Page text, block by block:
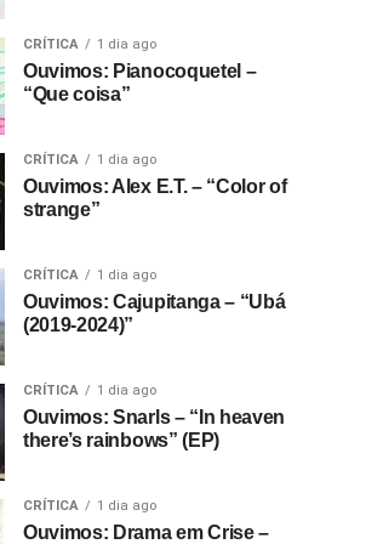
CRÍTICA 1 dia ago
Ouvimos: Pianocoquetel –
“Que coisa”
CRÍTICA 1 dia ago
Ouvimos: Alex E.T. – “Color of
strange”
CRÍTICA 1 dia ago
Ouvimos: Cajupitanga – “Ubá
(2019-2024)”
CRÍTICA 1 dia ago
Ouvimos: Snarls – “In heaven
there’s rainbows” (EP)
CRÍTICA 1 dia ago
Ouvimos: Drama em Crise –